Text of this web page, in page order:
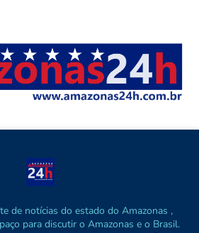
de notícias do estado do Amazonas ,
para discutir o Amazonas e o Brasil.